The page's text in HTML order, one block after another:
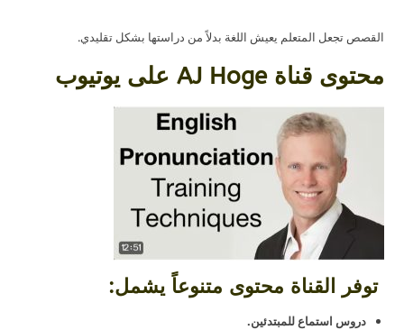
القصص تجعل المتعلم يعيش اللغة بدلاً من دراستها بشكل تقليدي.
محتوى قناة AJ Hoge على يوتيوب
توفر القناة محتوى متنوعاً يشمل:
دروس استماع للمبتدئين.